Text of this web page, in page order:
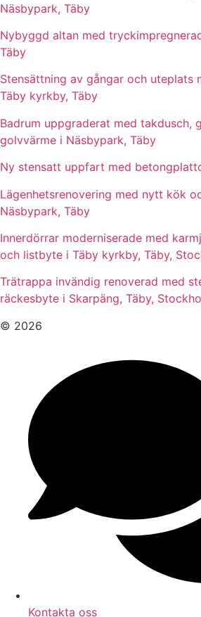
Näsbypark, Täby
Nybyggd altan med
Täby
Stensättning av gångar och uteplats
Täby kyrkby, Täby
Badrum uppgraderat med takdusch,
golvvärme i Näsbypark, Täby
Ny stensatt uppfart med
Lägenhetsrenovering med nytt kök
Näsbypark, Täby
Innerdörrar moderniserade med
och listbyte i Täby kyrkby, Täby,
Trätrappa invändig renoverad med
räckesbyte i Skarpäng, Täby,
© 2026
Kontakta oss